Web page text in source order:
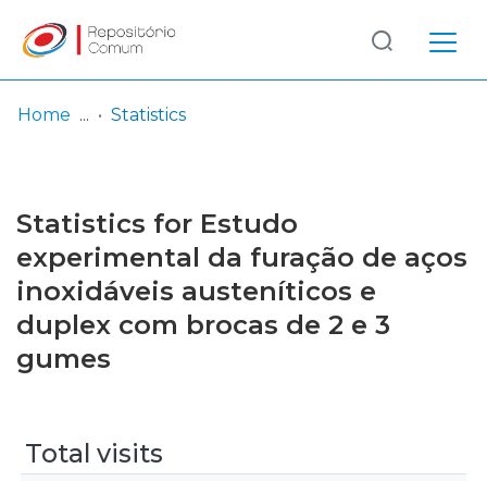
Browse repository
Entities
Log
In
(current)
Home Statistics
Statistics for Estudo
experimental da furação de aços
inoxidáveis austeníticos e
duplex com brocas de 2 e 3
gumes
Total visits